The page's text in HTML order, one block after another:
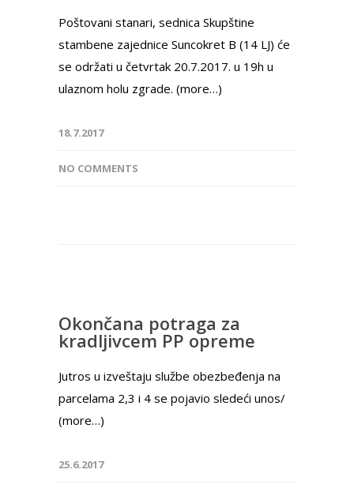
Poštovani stanari, sednica Skupštine
stambene zajednice Suncokret B (14 LJ) će
se održati u četvrtak 20.7.2017. u 19h u
ulaznom holu zgrade. (more…)
18.7.2017
NO COMMENTS
Okončana potraga za
kradljivcem PP opreme
Jutros u izveštaju službe obezbeđenja na
parcelama 2,3 i 4 se pojavio sledeći unos/
(more…)
25.6.2017